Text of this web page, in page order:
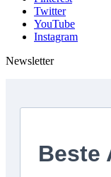
Twitter
YouTube
Instagram
Newsletter